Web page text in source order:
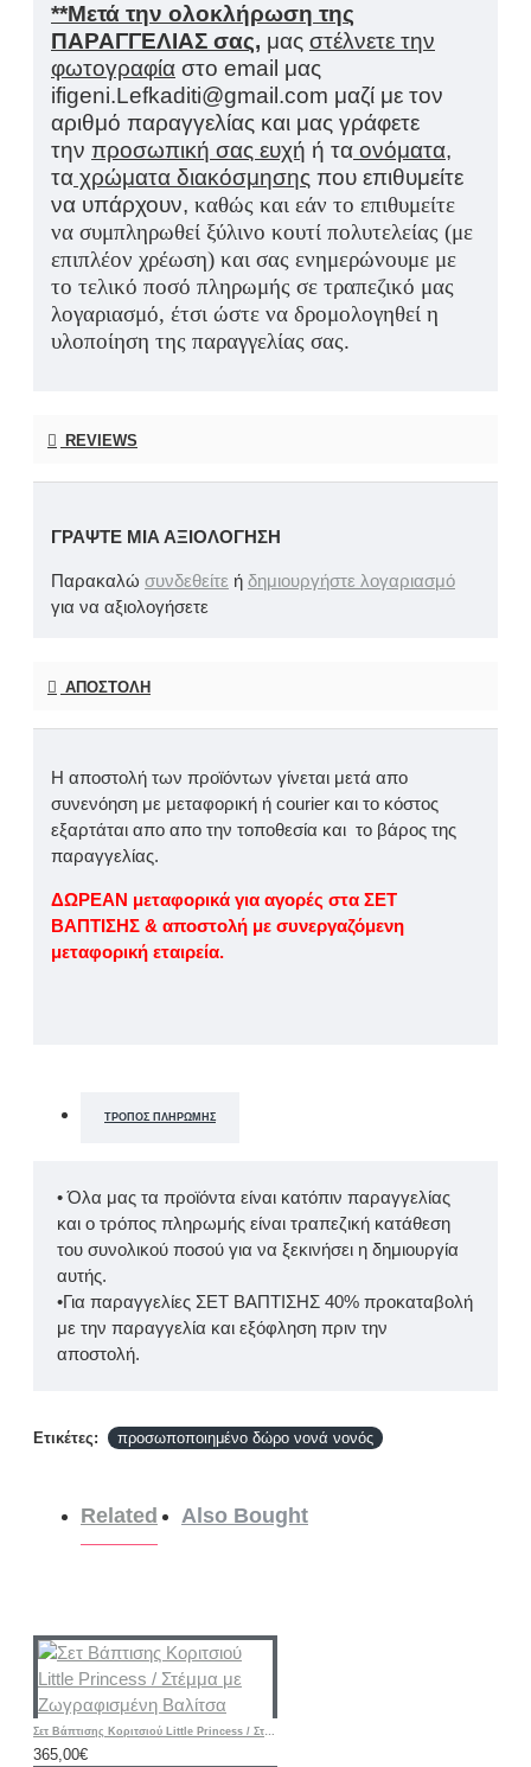
**Μετά την ολοκλήρωση της
ΠΑΡΑΓΓΕΛΙΑΣ σας, μας στέλνετε την
φωτογραφία στο email μας
ifigeni.Lefkaditi@gmail.com μαζί με τον
αριθμό παραγγελίας και μας γράφετε
την προσωπική σας ευχή ή τα ονόματα,
τα χρώματα διακόσμησης που επιθυμείτε
να υπάρχουν, καθώς και εάν το επιθυμείτε
να συμπληρωθεί ξύλινο κουτί πολυτελείας (με
επιπλέον χρέωση) και σας ενημερώνουμε με
το τελικό ποσό πληρωμής σε τραπεζικό μας
λογαριασμό, έτσι ώστε να δρομολογηθεί η
υλοποίηση της παραγγελίας σας.
REVIEWS
ΓΡΆΨΤΕ ΜΙΑ ΑΞΙΟΛΌΓΗΣΗ
Παρακαλώ συνδεθείτε ή δημιουργήστε λογαριασμό
για να αξιολογήσετε
ΑΠΟΣΤΟΛΉ
Η αποστολή των προϊόντων γίνεται μετά απο
συνενόηση με μεταφορική ή courier και το κόστος
εξαρτάται απο απο την τοποθεσία και το βάρος της
παραγγελίας.
ΔΩΡΕΑΝ μεταφορικά για αγορές στα ΣΕΤ
ΒΑΠΤΙΣΗΣ & αποστολή με συνεργαζόμενη
μεταφορική εταιρεία.
ΤΡΌΠΟΣ ΠΛΗΡΩΜΉΣ
• Όλα μας τα προϊόντα είναι κατόπιν παραγγελίας
και ο τρόπος πληρωμής είναι τραπεζική κατάθεση
του συνολικού ποσού για να ξεκινήσει η δημιουργία
αυτής.
•Για παραγγελίες ΣΕΤ ΒΑΠΤΙΣΗΣ 40% προκαταβολή
με την παραγγελία και εξόφληση πριν την
αποστολή.
Ετικέτες: προσωποποιημένο δώρο νονά νονός
Related Also Bought
Σετ Βάπτισης Κοριτσιού Little Princess / Στέμμα με Ζωγραφισμένη Βαλίτσα
365,00€